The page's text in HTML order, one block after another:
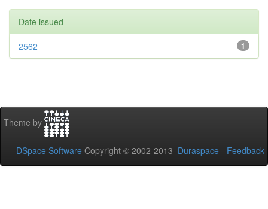
Date issued
1
2562
Theme by
DSpace Software Copyright © 2002-2013 Duraspace - Feedback